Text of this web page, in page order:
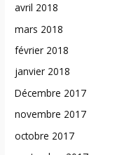
avril 2018
mars 2018
février 2018
janvier 2018
Décembre 2017
novembre 2017
octobre 2017